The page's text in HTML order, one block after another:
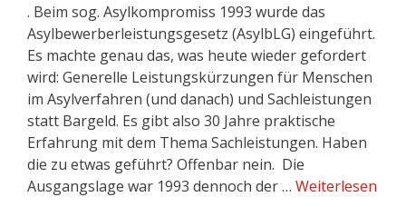
. Beim sog. Asylkompromiss 1993 wurde das
Asylbewerberleistungsgesetz (AsylbLG) eingeführt.
Es machte genau das, was heute wieder gefordert
wird: Generelle Leistungskürzungen für Menschen
im Asylverfahren (und danach) und Sachleistungen
statt Bargeld. Es gibt also 30 Jahre praktische
Erfahrung mit dem Thema Sachleistungen. Haben
die zu etwas geführt? Offenbar nein. Die
Ausgangslage war 1993 dennoch der … Weiterlesen